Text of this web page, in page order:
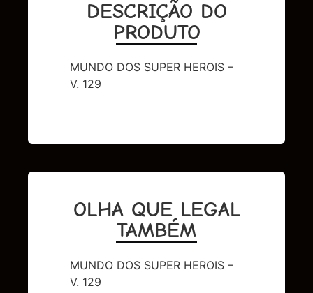
DESCRIÇÃO DO
PRODUTO
MUNDO DOS SUPER HEROIS –
V. 129
OLHA QUE LEGAL
TAMBÉM
MUNDO DOS SUPER HEROIS –
V. 129